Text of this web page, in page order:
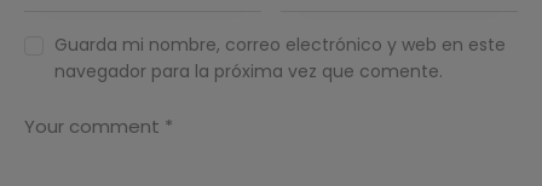
Guarda mi nombre, correo electrónico y web en este
navegador para la próxima vez que comente.